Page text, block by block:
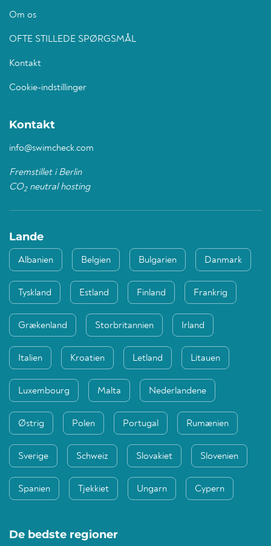
Om os
OFTE STILLEDE SPØRGSMÅL
Kontakt
Cookie-indstillinger
Kontakt
info@swimcheck.com
Fremstillet i Berlin
CO2neutral hosting
Lande
Albanien Belgien Bulgarien Danmark
Tyskland Estland Finland Frankrig
Grækenland Storbritannien Irland
Italien Kroatien Letland Litauen
Luxembourg Malta Nederlandene
Østrig Polen Portugal Rumænien
Sverige Schweiz Slovakiet Slovenien
Spanien Tjekkiet Ungarn Cypern
De bedste regioner